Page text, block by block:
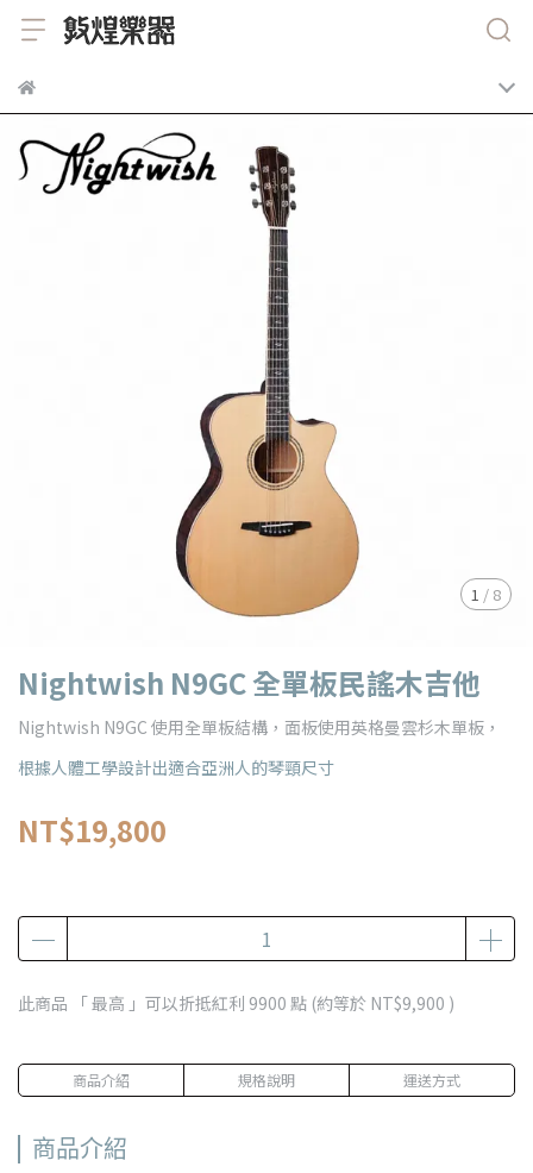
1 / 8
Nightwish N9GC 全單板民謠木吉他
Nightwish N9GC 使用全單板結構，面板使用英格曼雲杉木單板，
根據人體工學設計出適合亞洲人的琴頸尺寸
NT$19,800
此商品 「 最高 」可以折抵紅利 9900 點 (約等於 NT$9,900 )
商品介紹 規格說明 運送方式
商品介紹